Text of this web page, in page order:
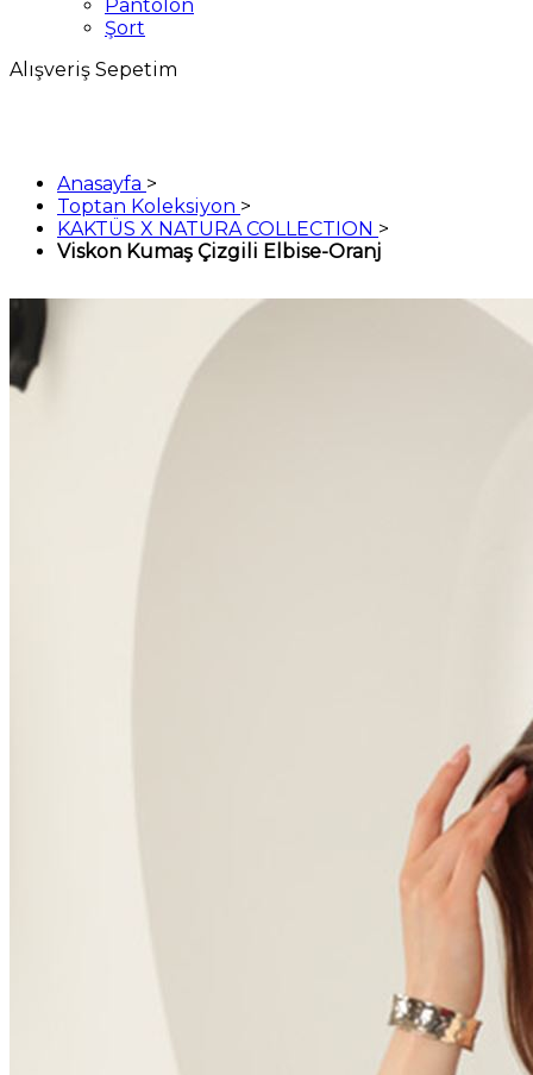
Pantolon
Şort
Alışveriş Sepetim
Anasayfa >
Toptan Koleksiyon >
KAKTÜS X NATURA COLLECTION >
Viskon Kumaş Çizgili Elbise-Oranj